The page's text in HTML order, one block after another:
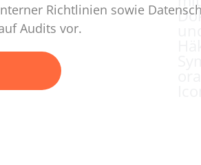
Richtlinien sowie
Audits vor.